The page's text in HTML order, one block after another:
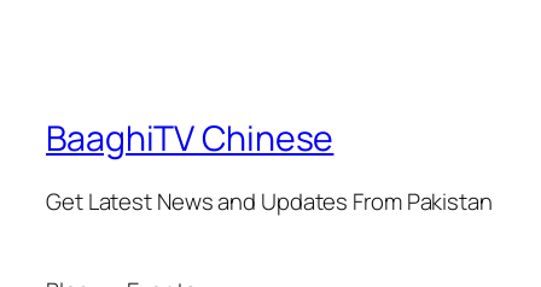
BaaghiTV Chinese
Get Latest News and Updates From Pakistan